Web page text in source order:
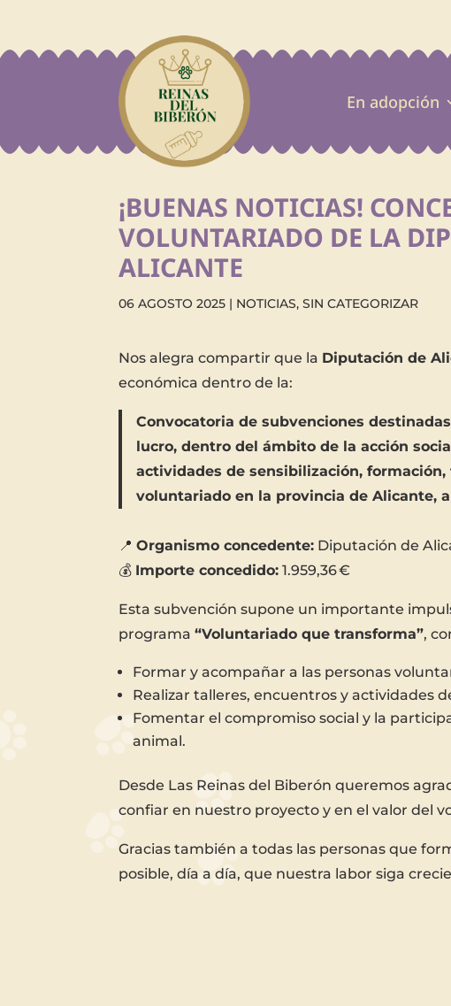
En adopción
¡BUENAS NOTICIAS!
VOLUNTARIADO DE LA
ALICANTE
06 AGOSTO 2025 | NOTICIAS,SIN CATEGORIZAR
Nos alegra compartir que la Diputación de
económica dentro de la:
Convocatoria de subvenciones
lucro, dentro del ámbito de la acción
actividades de sensibilización,
voluntariado en la provincia de Alicante,
📍Organismo concedente: Diputación de
💰 Importe concedido: 1.959,36 €
Esta subvención supone un importante
programa“Voluntariado que transforma”,
Formar y acompañar a las personas
Realizar talleres, encuentros y actividades
Fomentar el compromiso social y la
animal.
Desde Las Reinas del Biberón queremos
confiar en nuestro proyecto y en el valor del
Gracias también a todas las personas que
posible, día a día, que nuestra labor siga